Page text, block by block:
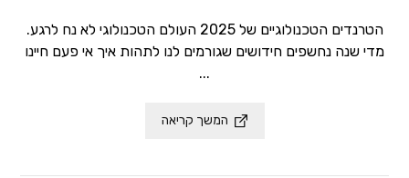
הטרנדים הטכנולוגיים של 2025 העולם הטכנולוגי לא נח לרגע.
מדי שנה נחשפים חידושים שגורמים לנו לתהות איך אי פעם חיינו
...
המשך קריאה